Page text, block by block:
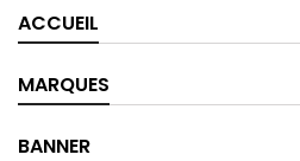
ACCUEIL
MARQUES
BANNER